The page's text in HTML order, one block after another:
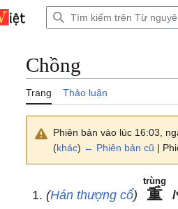
Chồng
Trang Thảo luận
Phiên bản vào lúc 16:03,
(khác) ← Phiên bản cũ |
(Hán thượng cổ) 重
trùng